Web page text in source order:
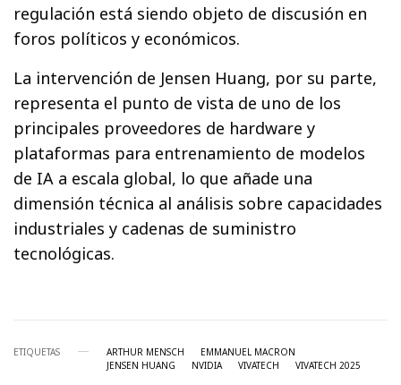
regulación está siendo objeto de discusión en
foros políticos y económicos.
La intervención de Jensen Huang, por su parte,
representa el punto de vista de uno de los
principales proveedores de hardware y
plataformas para entrenamiento de modelos
de IA a escala global, lo que añade una
dimensión técnica al análisis sobre capacidades
industriales y cadenas de suministro
tecnológicas.
ETIQUETAS ARTHUR MENSCH
EMMANUEL MACRON
JENSEN HUANG
NVIDIA VIVATECH VIVATECH 2025